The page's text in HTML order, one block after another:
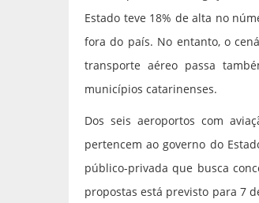
Estado teve 18% de alta no
fora do país. No entanto, o
transporte aéreo passa
municípios catarinenses.
Dos seis aeroportos com
pertencem ao governo do
público-privada que busca
propostas está previsto para 7